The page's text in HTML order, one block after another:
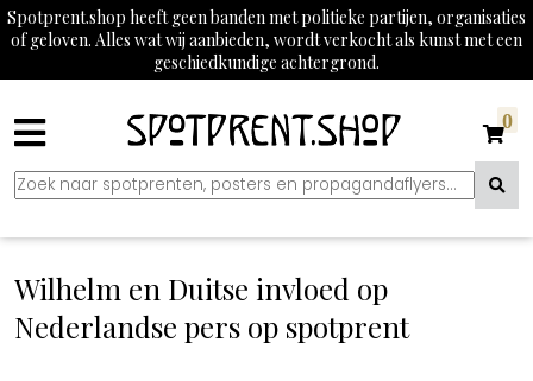
Spotprent.shop heeft geen banden met politieke partijen, organisaties
of geloven. Alles wat wij aanbieden, wordt verkocht als kunst met een
geschiedkundige achtergrond.
0
Wilhelm en Duitse invloed op
Nederlandse pers op spotprent